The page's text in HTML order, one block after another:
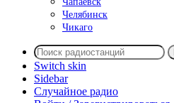
Челябинск
Чикаго
Switch skin
Sidebar
Случайное радио